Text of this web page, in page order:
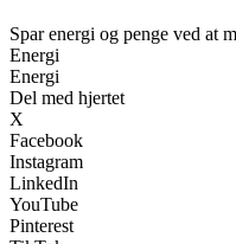
Spar energi og penge ved at
Energi
Energi
Del med hjertet
X
Facebook
Instagram
LinkedIn
YouTube
Pinterest